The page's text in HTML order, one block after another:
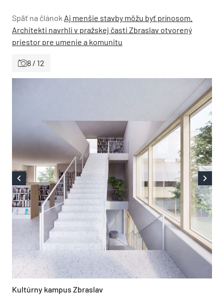
Späť na článok Aj menšie stavby môžu byť prínosom.
Architekti navrhli v pražskej časti Zbraslav otvorený
priestor pre umenie a komunitu
8 / 12
Kultúrny kampus Zbraslav